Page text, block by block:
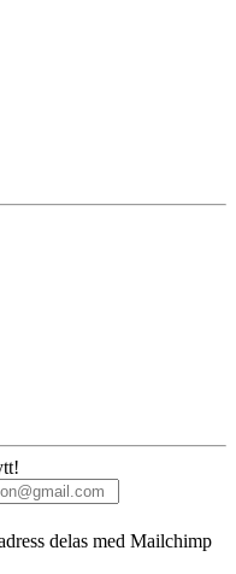
delas med Mailchimp